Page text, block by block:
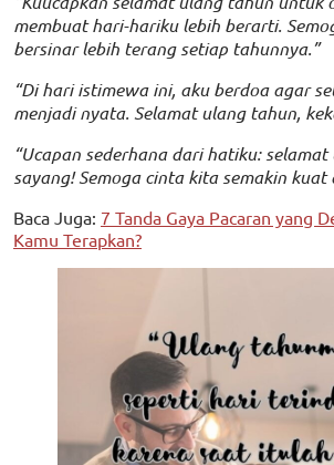
membuat hari-hariku lebih berarti.
bersinar lebih terang setiap tahunnya.”
“Di hari istimewa ini, aku berdoa agar
menjadi nyata. Selamat ulang tahun,
“Ucapan sederhana dari hatiku:
sayang! Semoga cinta kita semakin kuat
Baca Juga: 7 Tanda Gaya Pacaran yang
Kamu Terapkan?